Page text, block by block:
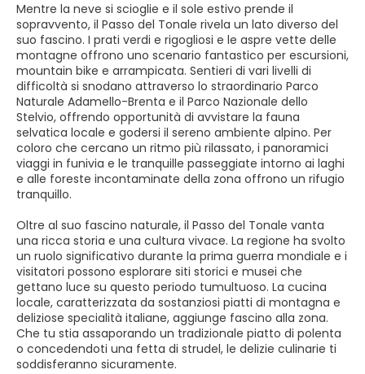
Mentre la neve si scioglie e il sole estivo prende il
sopravvento, il Passo del Tonale rivela un lato diverso del
suo fascino. I prati verdi e rigogliosi e le aspre vette delle
montagne offrono uno scenario fantastico per escursioni,
mountain bike e arrampicata. Sentieri di vari livelli di
difficoltà si snodano attraverso lo straordinario Parco
Naturale Adamello-Brenta e il Parco Nazionale dello
Stelvio, offrendo opportunità di avvistare la fauna
selvatica locale e godersi il sereno ambiente alpino. Per
coloro che cercano un ritmo più rilassato, i panoramici
viaggi in funivia e le tranquille passeggiate intorno ai laghi
e alle foreste incontaminate della zona offrono un rifugio
tranquillo.
Oltre al suo fascino naturale, il Passo del Tonale vanta
una ricca storia e una cultura vivace. La regione ha svolto
un ruolo significativo durante la prima guerra mondiale e i
visitatori possono esplorare siti storici e musei che
gettano luce su questo periodo tumultuoso. La cucina
locale, caratterizzata da sostanziosi piatti di montagna e
deliziose specialità italiane, aggiunge fascino alla zona.
Che tu stia assaporando un tradizionale piatto di polenta
o concedendoti una fetta di strudel, le delizie culinarie ti
soddisferanno sicuramente.